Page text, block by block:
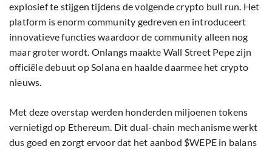
explosief te stijgen tijdens de volgende crypto bull run. Het
platform is enorm community gedreven en introduceert
innovatieve functies waardoor de community alleen nog
maar groter wordt. Onlangs maakte Wall Street Pepe zijn
officiële debuut op Solana en haalde daarmee het crypto
nieuws.
Met deze overstap werden honderden miljoenen tokens
vernietigd op Ethereum. Dit dual-chain mechanisme werkt
dus goed en zorgt ervoor dat het aanbod $WEPE in balans